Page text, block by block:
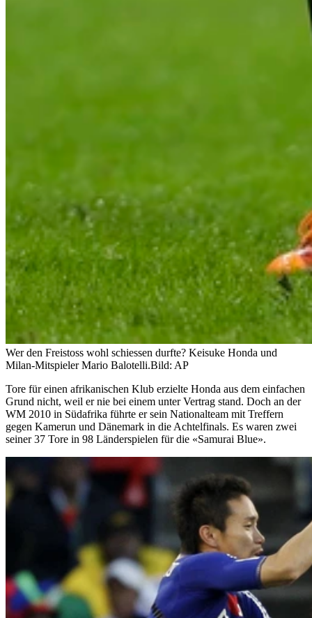
Wer den Freistoss wohl schiessen durfte? Keisuke Honda und
Milan-Mitspieler Mario Balotelli.Bild: AP
Tore für einen afrikanischen Klub erzielte Honda aus dem einfachen
Grund nicht, weil er nie bei einem unter Vertrag stand. Doch an der
WM 2010 in Südafrika führte er sein Nationalteam mit Treffern
gegen Kamerun und Dänemark in die Achtelfinals. Es waren zwei
seiner 37 Tore in 98 Länderspielen für die «Samurai Blue».